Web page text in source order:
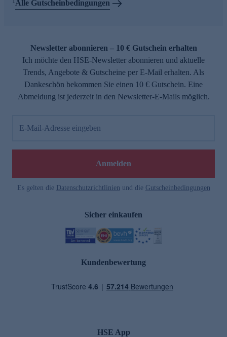
Alle Gutscheinbedingungen
Newsletter abonnieren – 10 € Gutschein erhalten
Ich möchte den HSE-Newsletter abonnieren und aktuelle
Trends, Angebote & Gutscheine per E-Mail erhalten. Als
Dankeschön bekommen Sie einen 10 € Gutschein. Eine
Abmeldung ist jederzeit in den Newsletter-E-Mails möglich.
E-Mail-Adresse eingeben
Anmelden
Es gelten die Datenschutzrichtlinien und die Gutscheinbedingungen
Sicher einkaufen
Kundenbewertung
HSE App